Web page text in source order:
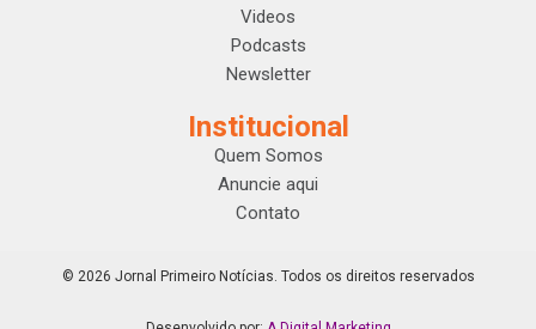
Videos
Podcasts
Newsletter
Institucional
Quem Somos
Anuncie aqui
Contato
© 2026 Jornal Primeiro Notícias. Todos os direitos reservados